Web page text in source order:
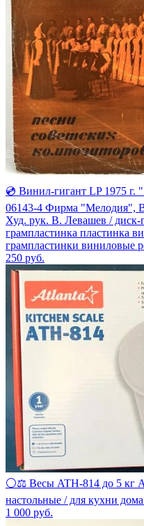
💿 Винил-гигант LP 1975
06143-4 Фирма "Мелодия",
Худ. рук. В. Левашев / диск-
грампластинка пластинка
грампластинки виниловые
250 руб.
⚪⚖ Весы ATH-814 до 5 кг
настольные / для кухни
1 000 руб.